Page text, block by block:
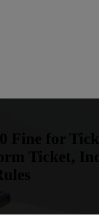
for
Ticket,